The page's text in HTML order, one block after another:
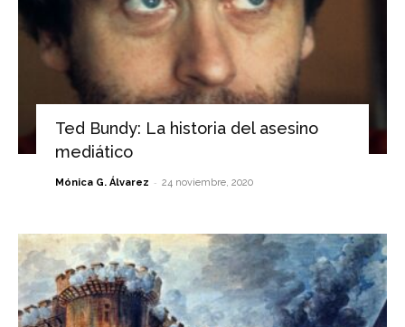
Ted Bundy: La historia del asesino
mediático
Mónica G. Álvarez - 24 noviembre, 2020